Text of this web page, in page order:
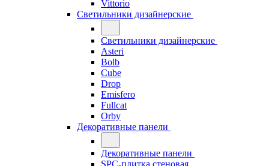
Vittorio
Светильники дизайнерские
Светильники дизайнерские
Asteri
Bolb
Cube
Drop
Emisfero
Fullcat
Orby
Декоративные панели
Декоративные панели
SPC-плитка стеновая